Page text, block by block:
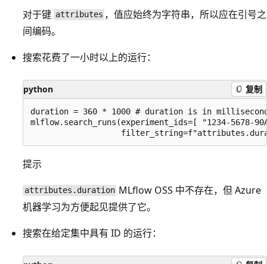
对于键 attributes ，值应始终为字符串，所以应在引号之
间编码。
搜索花费了一小时以上的运行：
python 复制
duration = 360 * 1000 # duration is in
mlflow.search_runs(experiment_ids=[ "1234-5678-
提示
attributes.duration MLflow OSS 中不存在，但 Azure
机器学习为方便起见提供了它。
搜索在给定集中具有 ID 的运行：